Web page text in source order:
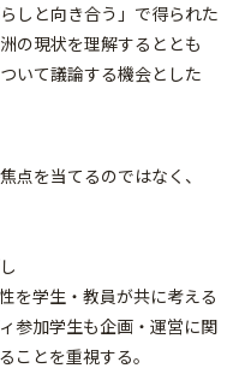
しと向き合う」で得られた
の現状を理解するととも
いて議論する機会とした
点を当てるのではなく、
を学生・教員が共に考える
参加学生も企画・運営に関
ことを重視する。